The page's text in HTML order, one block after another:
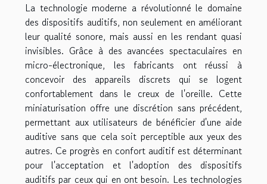
La technologie moderne a révolutionné le domaine
des dispositifs auditifs, non seulement en améliorant
leur qualité sonore, mais aussi en les rendant quasi
invisibles. Grâce à des avancées spectaculaires en
micro-électronique, les fabricants ont réussi à
concevoir des appareils discrets qui se logent
confortablement dans le creux de l'oreille. Cette
miniaturisation offre une discrétion sans précédent,
permettant aux utilisateurs de bénéficier d'une aide
auditive sans que cela soit perceptible aux yeux des
autres. Ce progrès en confort auditif est déterminant
pour l'acceptation et l'adoption des dispositifs
auditifs par ceux qui en ont besoin. Les technologies